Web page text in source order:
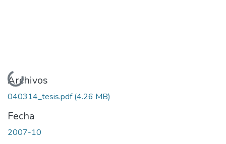
Cargando...
Archivos
040314_tesis.pdf(4.26 MB)
Fecha
2007-10